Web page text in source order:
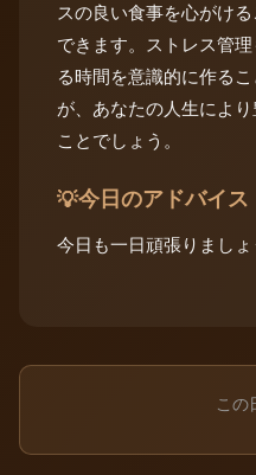
スの良い食事を心がけ
できます。ストレス管
る時間を意識的に作る
が、あなたの人生によ
ことでしょう。
💡今日のアドバイス
今日も一日頑張りましょ
この